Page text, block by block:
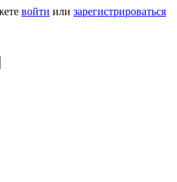
войти или зарегистрироваться